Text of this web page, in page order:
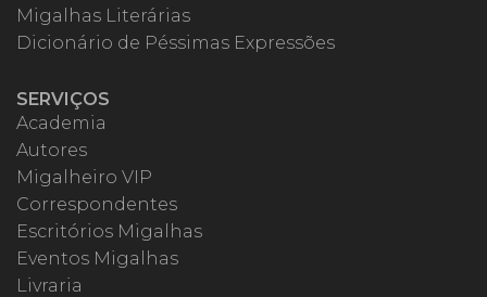
Migalhas Literárias
Dicionário de Péssimas Expressões
SERVIÇOS
Academia
Autores
Migalheiro VIP
Correspondentes
Escritórios Migalhas
Eventos Migalhas
Livraria